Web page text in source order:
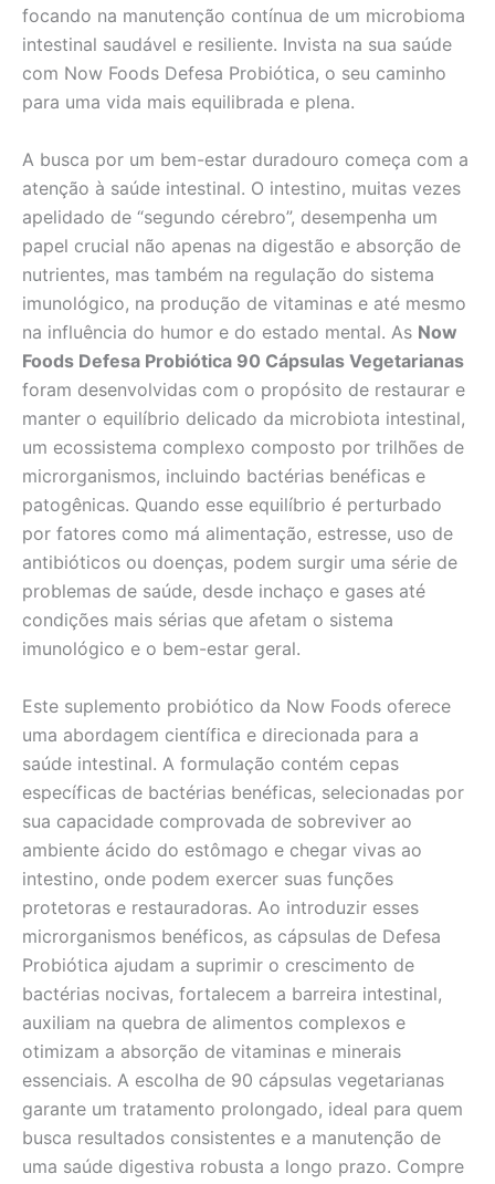
focando na manutenção contínua de um microbioma
intestinal saudável e resiliente. Invista na sua saúde
com Now Foods Defesa Probiótica, o seu caminho
para uma vida mais equilibrada e plena.
A busca por um bem-estar duradouro começa com a
atenção à saúde intestinal. O intestino, muitas vezes
apelidado de “segundo cérebro”, desempenha um
papel crucial não apenas na digestão e absorção de
nutrientes, mas também na regulação do sistema
imunológico, na produção de vitaminas e até mesmo
na influência do humor e do estado mental. As Now
Foods Defesa Probiótica 90 Cápsulas Vegetarianas
foram desenvolvidas com o propósito de restaurar e
manter o equilíbrio delicado da microbiota intestinal,
um ecossistema complexo composto por trilhões de
microrganismos, incluindo bactérias benéficas e
patogênicas. Quando esse equilíbrio é perturbado
por fatores como má alimentação, estresse, uso de
antibióticos ou doenças, podem surgir uma série de
problemas de saúde, desde inchaço e gases até
condições mais sérias que afetam o sistema
imunológico e o bem-estar geral.
Este suplemento probiótico da Now Foods oferece
uma abordagem científica e direcionada para a
saúde intestinal. A formulação contém cepas
específicas de bactérias benéficas, selecionadas por
sua capacidade comprovada de sobreviver ao
ambiente ácido do estômago e chegar vivas ao
intestino, onde podem exercer suas funções
protetoras e restauradoras. Ao introduzir esses
microrganismos benéficos, as cápsulas de Defesa
Probiótica ajudam a suprimir o crescimento de
bactérias nocivas, fortalecem a barreira intestinal,
auxiliam na quebra de alimentos complexos e
otimizam a absorção de vitaminas e minerais
essenciais. A escolha de 90 cápsulas vegetarianas
garante um tratamento prolongado, ideal para quem
busca resultados consistentes e a manutenção de
uma saúde digestiva robusta a longo prazo. Compre